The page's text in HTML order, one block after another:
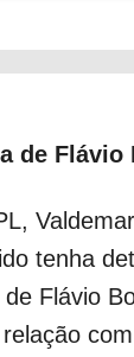
de Flávio
tenha
Flávio